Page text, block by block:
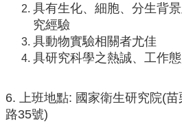
常
用
具有生化、細胞、分生背
究經驗
具動物實驗相關者尤佳
具研究科學之熱誠、工作
6. 上班地點: 國家衛生研究院(
路35號)